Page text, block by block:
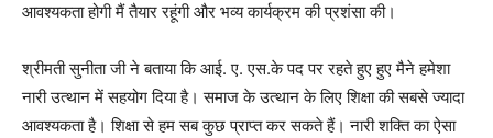
आवश्यकता होगी मैं तैयार रहूंगी और भव्य कार्यक्रम की प्रशंसा की।
श्रीमती सुनीता जी ने बताया कि आई. ए. एस.के पद पर रहते हुए हुए मैने हमेशा
नारी उत्थान में सहयोग दिया है। समाज के उत्थान के लिए शिक्षा की सबसे ज्यादा
आवश्यकता है। शिक्षा से हम सब कुछ प्राप्त कर सकते हैं। नारी शक्ति का ऐसा